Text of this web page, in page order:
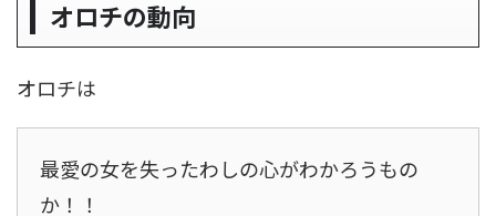
オロチの動向
オロチは
最愛の女を失ったわしの心がわかろうもの
か！！